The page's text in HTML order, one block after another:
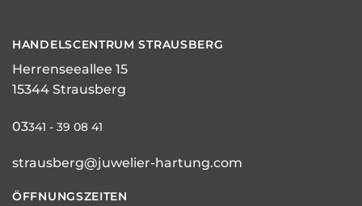
HANDELSCENTRUM STRAUSBERG
Herrenseeallee 15
15344 Strausberg
03341 - 39 08 41
strausberg@juwelier-hartung.com
ÖFFNUNGSZEITEN